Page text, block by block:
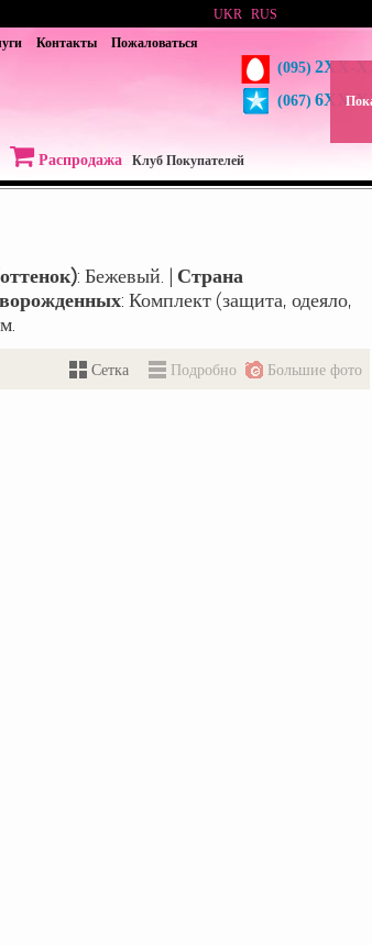
Контакты Пожаловаться
(095) 2XX-
(067) 6XX-
UKR RUS
Распродажа Клуб Покупателей
: Бежевый. | Страна
: Комплект (защита, одеяло,
Сетка Подробно Большие фото